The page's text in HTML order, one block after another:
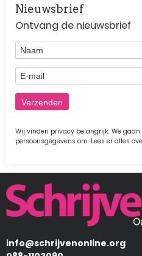
Nieuwsbrief
Ontvang de nieuwsbrief
Naam
E-mail
Wij vinden privacy belangrijk. We
persoonsgegevens om. Lees er alles
Afbeelding
info@schrijvenonline.org